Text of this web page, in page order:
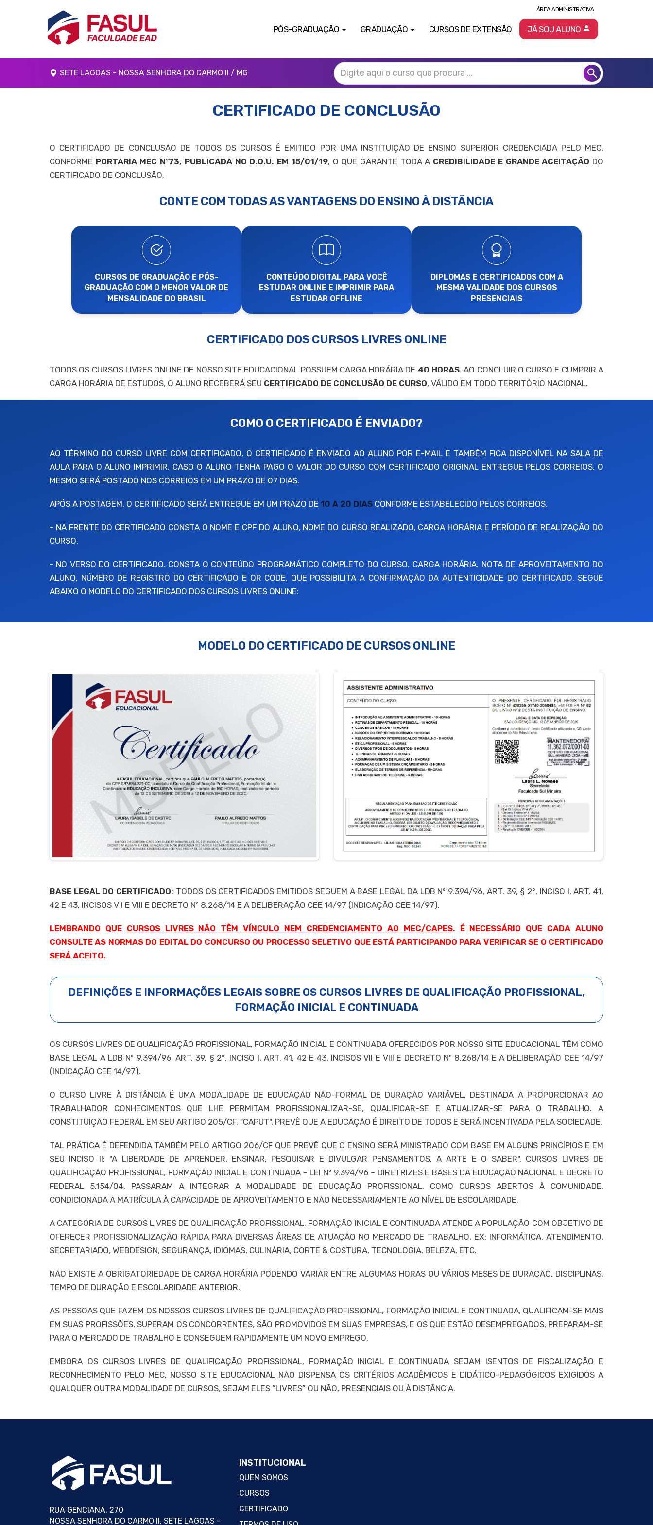
PÓS-GRADUAÇÃO GRADUAÇÃO CURSOS DE EXTENSÃO
ÁREA ADMINISTRATIVA
JÁ SOU ALUNO
SETE LAGOAS - NOSSA SENHORA DO CARMO II / MG
CERTIFICADO DE CONCLUSÃO
O CERTIFICADO DE CONCLUSÃO DE TODOS OS CURSOS É EMITIDO POR UMA INSTITUIÇÃO DE ENSINO SUPERIOR CREDENCIADA PELO MEC,
CONFORME PORTARIA MEC Nº73, PUBLICADA NO D.O.U. EM 15/01/19, O QUE GARANTE TODA A CREDIBILIDADE E GRANDE ACEITAÇÃO DO
CERTIFICADO DE CONCLUSÃO.
CONTE COM TODAS AS VANTAGENS DO ENSINO À DISTÂNCIA
CURSOS DE GRADUAÇÃO E PÓS-
GRADUAÇÃO COM O MENOR VALOR DE
MENSALIDADE DO BRASIL
CONTEÚDO DIGITAL PARA VOCÊ
ESTUDAR ONLINE E IMPRIMIR PARA
ESTUDAR OFFLINE
DIPLOMAS E CERTIFICADOS COM A
MESMA VALIDADE DOS CURSOS
PRESENCIAIS
CERTIFICADO DOS CURSOS LIVRES ONLINE
TODOS OS CURSOS LIVRES ONLINE DE NOSSO SITE EDUCACIONAL POSSUEM CARGA HORÁRIA DE 40 HORAS. AO CONCLUIR O CURSO E CUMPRIR A
CARGA HORÁRIA DE ESTUDOS, O ALUNO RECEBERÁ SEU CERTIFICADO DE CONCLUSÃO DE CURSO, VÁLIDO EM TODO TERRITÓRIO NACIONAL.
COMO O CERTIFICADO É ENVIADO?
AO TÉRMINO DO CURSO LIVRE COM CERTIFICADO, O CERTIFICADO É ENVIADO AO ALUNO POR E-MAIL E TAMBÉM FICA DISPONÍVEL NA SALA DE
AULA PARA O ALUNO IMPRIMIR. CASO O ALUNO TENHA PAGO O VALOR DO CURSO COM CERTIFICADO ORIGINAL ENTREGUE PELOS CORREIOS, O
MESMO SERÁ POSTADO NOS CORREIOS EM UM PRAZO DE 07 DIAS.
APÓS A POSTAGEM, O CERTIFICADO SERÁ ENTREGUE EM UM PRAZO DE 10 A 20 DIAS CONFORME ESTABELECIDO PELOS CORREIOS.
- NA FRENTE DO CERTIFICADO CONSTA O NOME E CPF DO ALUNO, NOME DO CURSO REALIZADO, CARGA HORÁRIA E PERÍODO DE REALIZAÇÃO DO
CURSO.
- NO VERSO DO CERTIFICADO, CONSTA O CONTEÚDO PROGRAMÁTICO COMPLETO DO CURSO, CARGA HORÁRIA, NOTA DE APROVEITAMENTO DO
ALUNO, NÚMERO DE REGISTRO DO CERTIFICADO E QR CODE, QUE POSSIBILITA A CONFIRMAÇÃO DA AUTENTICIDADE DO CERTIFICADO. SEGUE
ABAIXO O MODELO DO CERTIFICADO DOS CURSOS LIVRES ONLINE:
MODELO DO CERTIFICADO DE CURSOS ONLINE
BASE LEGAL DO CERTIFICADO: TODOS OS CERTIFICADOS EMITIDOS SEGUEM A BASE LEGAL DA LDB Nº 9.394/96, ART. 39, § 2°, INCISO I, ART. 41,
42 E 43, INCISOS VII E VIII E DECRETO Nº 8.268/14 E A DELIBERAÇÃO CEE 14/97 (INDICAÇÃO CEE 14/97).
LEMBRANDO QUE CURSOS LIVRES NÃO TÊM VÍNCULO NEM CREDENCIAMENTO AO MEC/CAPES. É NECESSÁRIO QUE CADA ALUNO
CONSULTE AS NORMAS DO EDITAL DO CONCURSO OU PROCESSO SELETIVO QUE ESTÁ PARTICIPANDO PARA VERIFICAR SE O CERTIFICADO
SERÁ ACEITO.
DEFINIÇÕES E INFORMAÇÕES LEGAIS SOBRE OS CURSOS LIVRES DE QUALIFICAÇÃO PROFISSIONAL,
FORMAÇÃO INICIAL E CONTINUADA
OS CURSOS LIVRES DE QUALIFICAÇÃO PROFISSIONAL, FORMAÇÃO INICIAL E CONTINUADA OFERECIDOS POR NOSSO SITE EDUCACIONAL TÊM COMO
BASE LEGAL A LDB Nº 9.394/96, ART. 39, § 2°, INCISO I, ART. 41, 42 E 43, INCISOS VII E VIII E DECRETO Nº 8.268/14 E A DELIBERAÇÃO CEE 14/97
(INDICAÇÃO CEE 14/97).
O CURSO LIVRE À DISTÂNCIA É UMA MODALIDADE DE EDUCAÇÃO NÃO-FORMAL DE DURAÇÃO VARIÁVEL, DESTINADA A PROPORCIONAR AO
TRABALHADOR CONHECIMENTOS QUE LHE PERMITAM PROFISSIONALIZAR-SE, QUALIFICAR-SE E ATUALIZAR-SE PARA O TRABALHO. A
CONSTITUIÇÃO FEDERAL EM SEU ARTIGO 205/CF, "CAPUT", PREVÊ QUE A EDUCAÇÃO É DIREITO DE TODOS E SERÁ INCENTIVADA PELA SOCIEDADE.
TAL PRÁTICA É DEFENDIDA TAMBÉM PELO ARTIGO 206/CF QUE PREVÊ QUE O ENSINO SERÁ MINISTRADO COM BASE EM ALGUNS PRINCÍPIOS E EM
SEU INCISO II: "A LIBERDADE DE APRENDER, ENSINAR, PESQUISAR E DIVULGAR PENSAMENTOS, A ARTE E O SABER". CURSOS LIVRES DE
QUALIFICAÇÃO PROFISSIONAL, FORMAÇÃO INICIAL E CONTINUADA – LEI Nº 9.394/96 – DIRETRIZES E BASES DA EDUCAÇÃO NACIONAL E DECRETO
FEDERAL 5.154/04, PASSARAM A INTEGRAR A MODALIDADE DE EDUCAÇÃO PROFISSIONAL, COMO CURSOS ABERTOS À COMUNIDADE,
CONDICIONADA A MATRÍCULA À CAPACIDADE DE APROVEITAMENTO E NÃO NECESSARIAMENTE AO NÍVEL DE ESCOLARIDADE.
A CATEGORIA DE CURSOS LIVRES DE QUALIFICAÇÃO PROFISSIONAL, FORMAÇÃO INICIAL E CONTINUADA ATENDE A POPULAÇÃO COM OBJETIVO DE
OFERECER PROFISSIONALIZAÇÃO RÁPIDA PARA DIVERSAS ÁREAS DE ATUAÇÃO NO MERCADO DE TRABALHO, EX: INFORMÁTICA, ATENDIMENTO,
SECRETARIADO, WEBDESIGN, SEGURANÇA, IDIOMAS, CULINÁRIA, CORTE & COSTURA, TECNOLOGIA, BELEZA, ETC.
NÃO EXISTE A OBRIGATORIEDADE DE CARGA HORÁRIA PODENDO VARIAR ENTRE ALGUMAS HORAS OU VÁRIOS MESES DE DURAÇÃO, DISCIPLINAS,
TEMPO DE DURAÇÃO E ESCOLARIDADE ANTERIOR.
AS PESSOAS QUE FAZEM OS NOSSOS CURSOS LIVRES DE QUALIFICAÇÃO PROFISSIONAL, FORMAÇÃO INICIAL E CONTINUADA, QUALIFICAM-SE MAIS
EM SUAS PROFISSÕES, SUPERAM OS CONCORRENTES, SÃO PROMOVIDOS EM SUAS EMPRESAS, E OS QUE ESTÃO DESEMPREGADOS, PREPARAM-SE
PARA O MERCADO DE TRABALHO E CONSEGUEM RAPIDAMENTE UM NOVO EMPREGO.
EMBORA OS CURSOS LIVRES DE QUALIFICAÇÃO PROFISSIONAL, FORMAÇÃO INICIAL E CONTINUADA SEJAM ISENTOS DE FISCALIZAÇÃO E
RECONHECIMENTO PELO MEC, NOSSO SITE EDUCACIONAL NÃO DISPENSA OS CRITÉRIOS ACADÊMICOS E DIDÁTICO-PEDAGÓGICOS EXIGIDOS A
QUALQUER OUTRA MODALIDADE DE CURSOS, SEJAM ELES “LIVRES” OU NÃO, PRESENCIAIS OU À DISTÂNCIA.
RUA GENCIANA, 270
NOSSA SENHORA DO CARMO II, SETE LAGOAS -
INSTITUCIONAL
QUEM SOMOS
CURSOS
CERTIFICADO